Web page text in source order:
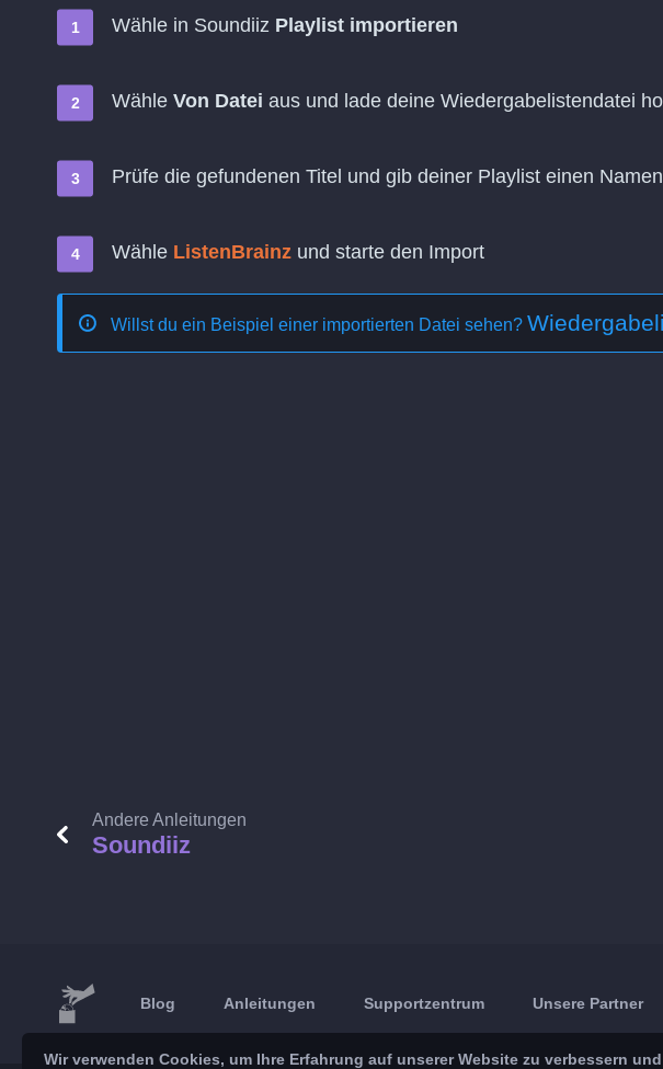
Wähle in Soundiiz Playlist importieren
Wähle Von Datei aus und lade deine Wiedergabelistendatei
Prüfe die gefundenen Titel und gib deiner Playlist einen Namen
Wähle ListenBrainz und starte den Import
Willst du ein Beispiel einer importierten Datei sehen?
Andere Anleitungen
Soundiiz
Blog Anleitungen Supportzentrum Unsere Partner
Wir verwenden Cookies, um Ihre Erfahrung auf unserer Website zu verbessern